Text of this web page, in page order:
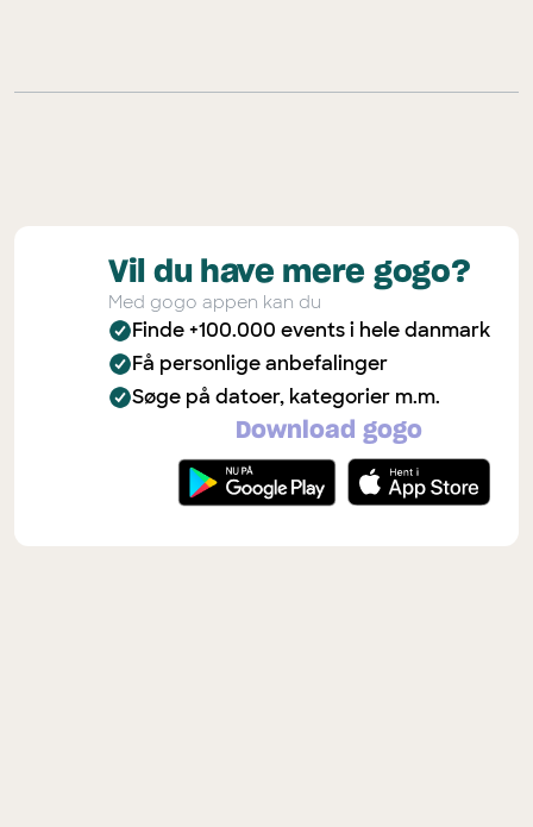
Vil du have mere gogo?
Med gogo appen kan du
Finde +100.000 events i hele danmark
Få personlige anbefalinger
Søge på datoer, kategorier m.m.
Download gogo